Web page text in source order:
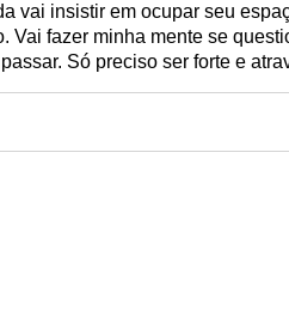
vai insistir em ocupar seu
Vai fazer minha mente se
Só preciso ser forte e